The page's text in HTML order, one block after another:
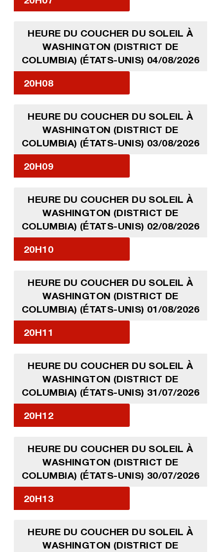
HEURE DU COUCHER DU SOLEIL À
WASHINGTON (DISTRICT DE
COLUMBIA) (ÉTATS-UNIS) 04/08/2026
20H08
HEURE DU COUCHER DU SOLEIL À
WASHINGTON (DISTRICT DE
COLUMBIA) (ÉTATS-UNIS) 03/08/2026
20H09
HEURE DU COUCHER DU SOLEIL À
WASHINGTON (DISTRICT DE
COLUMBIA) (ÉTATS-UNIS) 02/08/2026
20H10
HEURE DU COUCHER DU SOLEIL À
WASHINGTON (DISTRICT DE
COLUMBIA) (ÉTATS-UNIS) 01/08/2026
20H11
HEURE DU COUCHER DU SOLEIL À
WASHINGTON (DISTRICT DE
COLUMBIA) (ÉTATS-UNIS) 31/07/2026
20H12
HEURE DU COUCHER DU SOLEIL À
WASHINGTON (DISTRICT DE
COLUMBIA) (ÉTATS-UNIS) 30/07/2026
20H13
HEURE DU COUCHER DU SOLEIL À
WASHINGTON (DISTRICT DE